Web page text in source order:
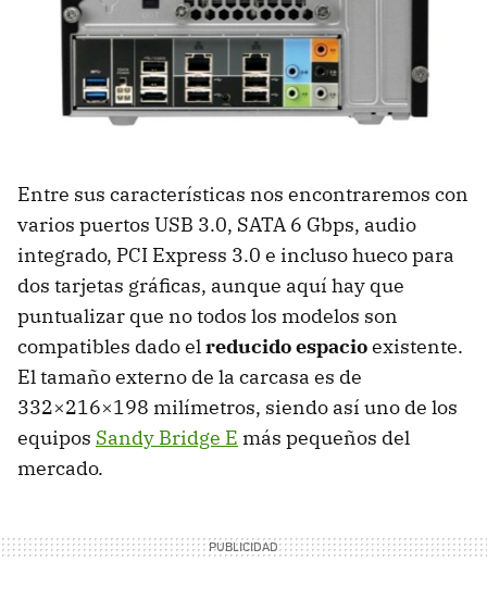
Entre sus características nos encontraremos con
varios puertos USB 3.0, SATA 6 Gbps, audio
integrado, PCI Express 3.0 e incluso hueco para
dos tarjetas gráficas, aunque aquí hay que
puntualizar que no todos los modelos son
compatibles dado elreducido espacioexistente.
El tamaño externo de la carcasa es de
332×216×198 milímetros, siendo así uno de los
equipos Sandy Bridge E más pequeños del
mercado.